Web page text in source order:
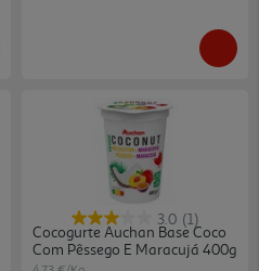
3.0 (1)
Cocogurte Auchan Base Coco
Com Pêssego E Maracujá 400g